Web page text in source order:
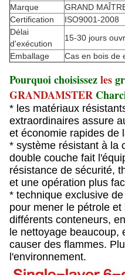
Marque
GRAND
Certification
ISO9001-2008
Délai
d'exécution
15-30 jours
Emballage
Cas en bois de
Pourquoi choisissezles
GRANDAMSTER
* les matériaux
extraordinaires assure
et économie rapides de
* système résistant à la
double couche fait
résistance de sécurité,
et une opération plus
* technique exclusive
pour mener le pétrole
différents conteneurs,
le nettoyage beaucoup,
causer des flammes.
l'environnement.